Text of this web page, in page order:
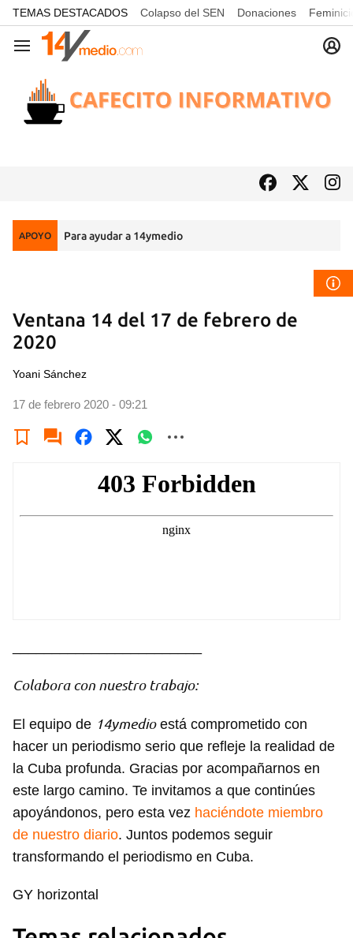
common.go-to-content
TEMAS DESTACADOS Colapso del SEN Donaciones
Navegación
APOYO Para ayudar a 14ymedio
Ventana 14 del 17 de febrero de
2020
Yoani Sánchez
17 de febrero 2020 - 09:21
Colabora con nuestro trabajo:
El equipo de 14ymedioestá comprometido con
hacer un periodismo serio que refleje la realidad de
la Cuba profunda. Gracias por acompañarnos en
este largo camino. Te invitamos a que continúes
apoyándonos, pero esta vez haciéndote miembro
de nuestro diario. Juntos podemos seguir
transformando el periodismo en Cuba.
GY horizontal